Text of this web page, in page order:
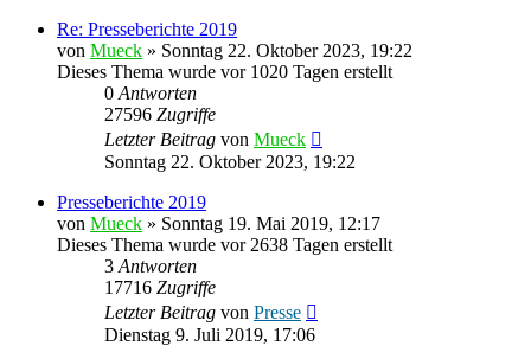
Re: Presseberichte 2019
von Mueck » Sonntag 22. Oktober 2023, 19:22
Dieses Thema wurde vor 1020 Tagen erstellt
0 Antworten
27596 Zugriffe
Letzter Beitrag von Mueck
Sonntag 22. Oktober 2023, 19:22
Presseberichte 2019
von Mueck » Sonntag 19. Mai 2019, 12:17
Dieses Thema wurde vor 2638 Tagen erstellt
3 Antworten
17716 Zugriffe
Letzter Beitrag von Presse
Dienstag 9. Juli 2019, 17:06